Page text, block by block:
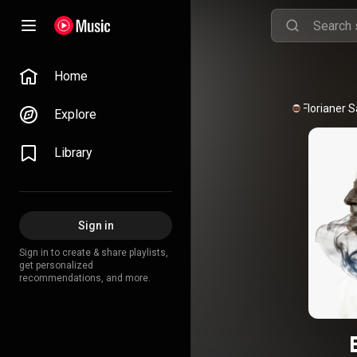
Home
Explore
Library
Sign in
Sign in to create & share playlists,
get personalized
recommendations, and more.
St. Florianer